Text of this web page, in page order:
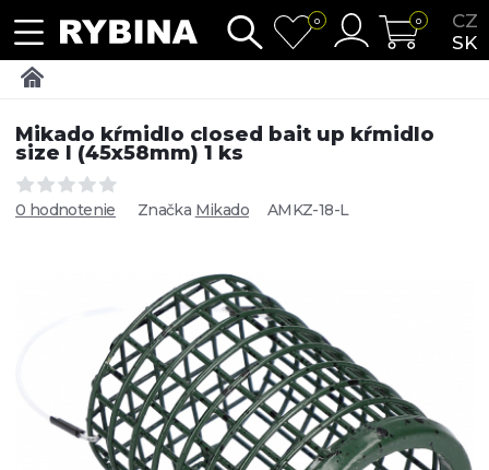
CZ
SK
0 0
Mikado kŕmidlo closed bait up kŕmidlo
size l (45x58mm) 1 ks
0 hodnotenie Značka Mikado AMKZ-18-L